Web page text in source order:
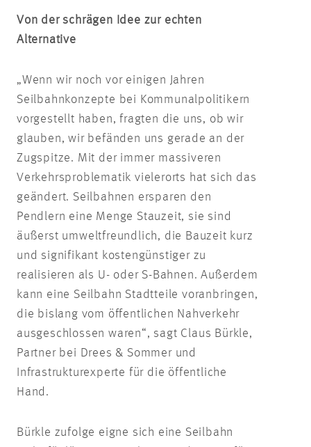
Von der schrägen Idee zur echten
Alternative
„Wenn wir noch vor einigen Jahren
Seilbahnkonzepte bei Kommunalpolitikern
vorgestellt haben, fragten die uns, ob wir
glauben, wir befänden uns gerade an der
Zugspitze. Mit der immer massiveren
Verkehrsproblematik vielerorts hat sich das
geändert. Seilbahnen ersparen den
Pendlern eine Menge Stauzeit, sie sind
äußerst umweltfreundlich, die Bauzeit kurz
und signifikant kostengünstiger zu
realisieren als U- oder S-Bahnen. Außerdem
kann eine Seilbahn Stadtteile voranbringen,
die bislang vom öffentlichen Nahverkehr
ausgeschlossen waren“, sagt Claus Bürkle,
Partner bei Drees & Sommer und
Infrastrukturexperte für die öffentliche
Hand.
Bürkle zufolge eigne sich eine Seilbahn